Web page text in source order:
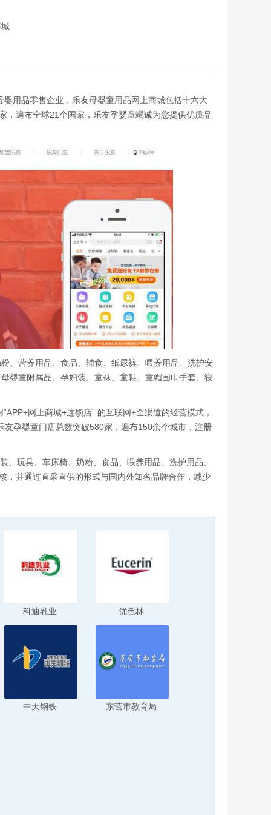
用品零售企业，乐友母婴童用品网上商城包括十六大
，遍布全球21个国家，乐友孕婴童竭诚为您提供优质品
、营养用品、食品、辅食、纸尿裤、喂养用品、洗护安
婴童附属品、孕妇装、童袜、童鞋、童帽围巾手套、寝
网上商城+连锁店” 的互联网+全渠道的经营模式，
孕婴童门店总数突破580家，遍布150余个城市，注册
玩具、车床椅、奶粉、食品、喂养用品、洗护用品、
，并通过直采直供的形式与国内外知名品牌合作，减少
科迪乳业 优色林
中天钢铁 东营市教育局